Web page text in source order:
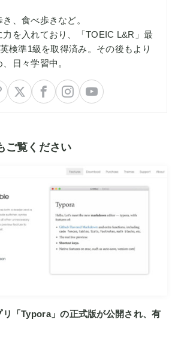
、食べ歩きなど。
力を入れており、「TOEIC L&R」最
検準1級を取得済み。その後もより
日々学習中。
ご覧ください
「Typora」の正式版が公開され、有